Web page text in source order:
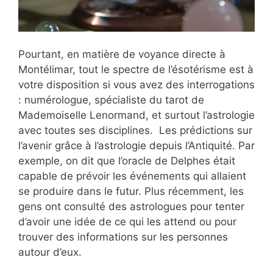
Pourtant, en matière de voyance directe à
Montélimar, tout le spectre de l’ésotérisme est à
votre disposition si vous avez des interrogations
: numérologue, spécialiste du tarot de
Mademoiselle Lenormand, et surtout l’astrologie
avec toutes ses disciplines. Les prédictions sur
l’avenir grâce à l’astrologie depuis l’Antiquité. Par
exemple, on dit que l’oracle de Delphes était
capable de prévoir les événements qui allaient
se produire dans le futur. Plus récemment, les
gens ont consulté des astrologues pour tenter
d’avoir une idée de ce qui les attend ou pour
trouver des informations sur les personnes
autour d’eux.